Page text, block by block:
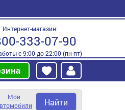
Интернет-магазин:
333-07-90
с 9:00 до 22:00 (пн-пт)
Мои
Найти